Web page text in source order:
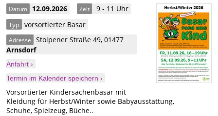
Datum 12.09.2026 Zeit 9 - 11 Uhr
Typ vorsortierter Basar
Adresse Stolpener Straße 49,01477
Arnsdorf
Anfahrt ›
Termin im Kalender speichern ›
Vorsortierter Kindersachenbasar mit
Kleidung für Herbst/Winter sowie Babyausstattung,
Schuhe, Spielzeug, Büche..